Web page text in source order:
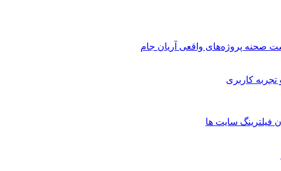
صحنه پروژه‌های واقعی آریان جام
فیلترینگ سایت ها